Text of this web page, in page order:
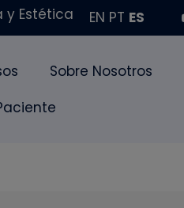
y Estética EN PT ES
Sobre Nosotros